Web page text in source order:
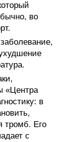
во
«Центра
в
тромб. Его
с